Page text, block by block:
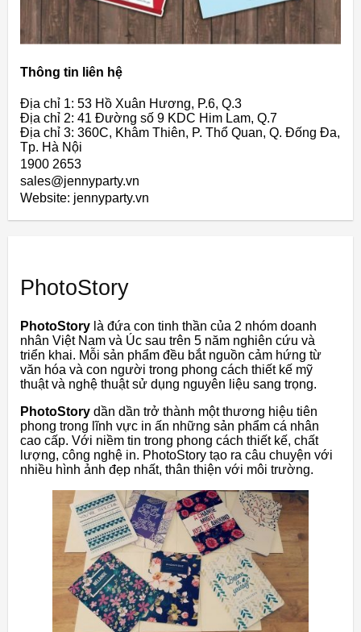
Thông tin liên hệ
Địa chỉ 1: 53 Hồ Xuân Hương, P.6, Q.3
Địa chỉ 2: 41 Đường số 9 KDC Him Lam, Q.7
Địa chỉ 3: 360C, Khâm Thiên, P. Thổ Quan, Q. Đống Đa,
Tp. Hà Nội
1900 2653
sales@jennyparty.vn
Website: jennyparty.vn
PhotoStory
PhotoStory là đứa con tinh thần của 2 nhóm doanh
nhân Việt Nam và Úc sau trên 5 năm nghiên cứu và
triển khai. Mỗi sản phẩm đều bắt nguồn cảm hứng từ
văn hóa và con người trong phong cách thiết kế mỹ
thuật và nghệ thuật sử dụng nguyên liệu sang trọng.
PhotoStory dần dần trở thành một thương hiệu tiên
phong trong lĩnh vực in ấn những sản phẩm cá nhân
cao cấp. Với niềm tin trong phong cách thiết kế, chất
lượng, công nghệ in. PhotoStory tạo ra câu chuyện với
nhiều hình ảnh đẹp nhất, thân thiện với môi trường.